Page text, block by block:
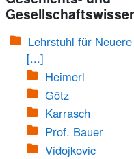
Lehrstuhl für
[...]
Heimerl
Götz
Karrasch
Prof. Bauer
Vidojkovic